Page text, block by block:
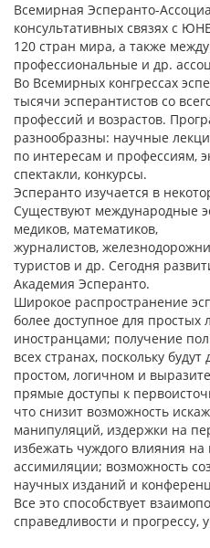
Всемирная Эсперанто-
консультативных связях с
120 стран мира, а также
профессиональные и др.
Во Всемирных конгрессах
тысячи эсперантистов со
профессий и возрастов.
разнообразны: научные
по интересам и профессиям,
спектакли, конкурсы.
Эсперанто изучается в
Существуют международные
медиков, математиков,
журналистов,
туристов и др. Cегодня
Академия Эсперанто.
Широкое распространение
более доступное для
иностранцами; получение
всех странах, поскольку
простом, логичном и
прямые доступы к
что снизит возможность
манипуляций, издержки на
избежать чуждого влияния
ассимиляции; возможность
научных изданий и
Все это способствует
справедливости и прогрессу,